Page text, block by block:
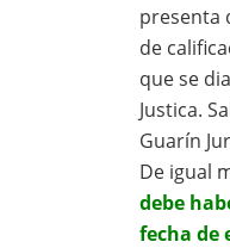
presenta
de
que se
Justica.
Guarín
De igual
debe
fecha de